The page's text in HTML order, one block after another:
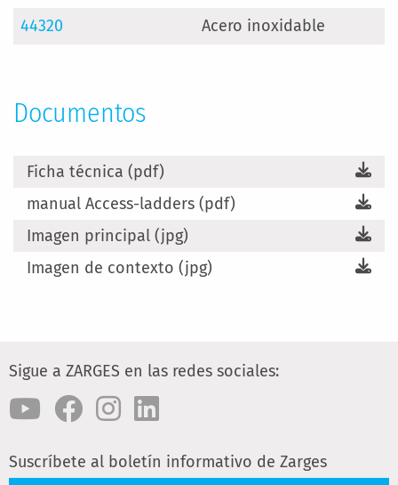
44320
Acero inoxidable
Documentos
Ficha técnica (pdf)
manual Access-ladders (pdf)
Imagen principal (jpg)
Imagen de contexto (jpg)
Sigue a ZARGES en las redes sociales:
Suscríbete al boletín informativo de Zarges